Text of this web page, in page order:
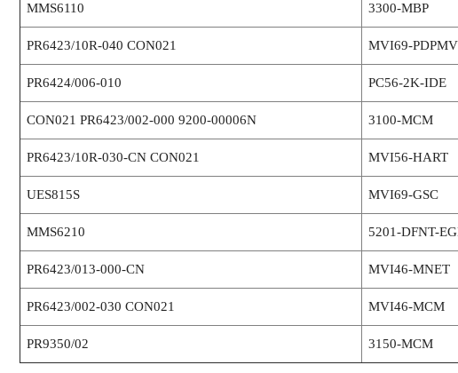
MMS6110 3300-MBP
PR6423/10R-040 CON021 MVI69-
PR6424/006-010 PC56-2K-IDE
CON021 PR6423/002-000 9200-00006N 3100-MCM
PR6423/10R-030-CN CON021 MVI56-HART
UES815S MVI69-GSC
MMS6210 5201-DFNT-
PR6423/013-000-CN MVI46-MNET
PR6423/002-030 CON021 MVI46-MCM
PR9350/02 3150-MCM